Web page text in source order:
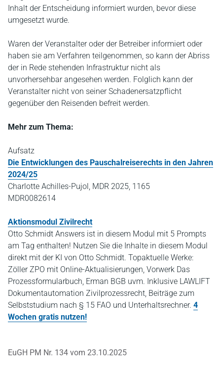
Inhalt der Entscheidung informiert wurden, bevor diese
umgesetzt wurde.
Waren der Veranstalter oder der Betreiber informiert oder
haben sie am Verfahren teilgenommen, so kann der Abriss
der in Rede stehenden Infrastruktur nicht als
unvorhersehbar angesehen werden. Folglich kann der
Veranstalter nicht von seiner Schadenersatzpflicht
gegenüber den Reisenden befreit werden.
Mehr zum Thema:
Aufsatz
Die Entwicklungen des Pauschalreiserechts in den Jahren
2024/25
Charlotte Achilles-Pujol, MDR 2025, 1165
MDR0082614
Aktionsmodul Zivilrecht
Otto Schmidt Answers ist in diesem Modul mit 5 Prompts
am Tag enthalten! Nutzen Sie die Inhalte in diesem Modul
direkt mit der KI von Otto Schmidt. Topaktuelle Werke:
Zöller ZPO mit Online-Aktualisierungen, Vorwerk Das
Prozessformularbuch, Erman BGB uvm. Inklusive LAWLIFT
Dokumentautomation Zivilprozessrecht, Beiträge zum
Selbststudium nach § 15 FAO und Unterhaltsrechner. 4
Wochen gratis nutzen!
EuGH PM Nr. 134 vom 23.10.2025